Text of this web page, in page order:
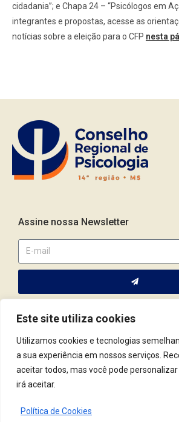
Este site utiliza cookies
Utilizamos cookies e tecnologias
a sua experiência em nossos serviços.
aceitar todos, mas você pode
irá aceitar.
Política de Cookies
cidadania”; e Chapa 24 – “Psicólogos em
integrantes e propostas, acesse as
notícias sobre a eleição para o CFP nesta
Assine nossa Newsletter
Av. Fernando Corrêa da Costa, 2044 | Cep.:
Grande / MS | (67) 3382.4801 |